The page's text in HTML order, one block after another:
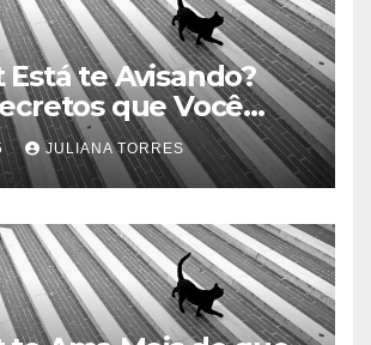
Está te Avisando?
que Você
JULIANA TORRES